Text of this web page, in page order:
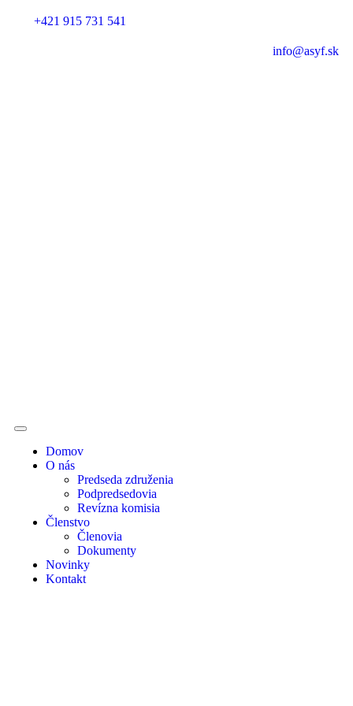
+421 915 731 541
info@asyf.sk
Domov
O nás
Predseda združenia
Podpredsedovia
Revízna komisia
Členstvo
Členovia
Dokumenty
Novinky
Kontakt